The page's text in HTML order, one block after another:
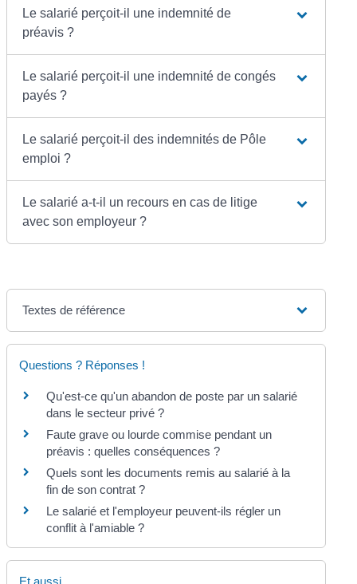
Le salarié perçoit-il une indemnité de
préavis ?
Le salarié perçoit-il une indemnité de congés
payés ?
Le salarié perçoit-il des indemnités de Pôle
emploi ?
Le salarié a-t-il un recours en cas de litige
avec son employeur ?
Textes de référence
Questions ? Réponses !
Qu'est-ce qu'un abandon de poste par un salarié
dans le secteur privé ?
Faute grave ou lourde commise pendant un
préavis : quelles conséquences ?
Quels sont les documents remis au salarié à la
fin de son contrat ?
Le salarié et l'employeur peuvent-ils régler un
conflit à l'amiable ?